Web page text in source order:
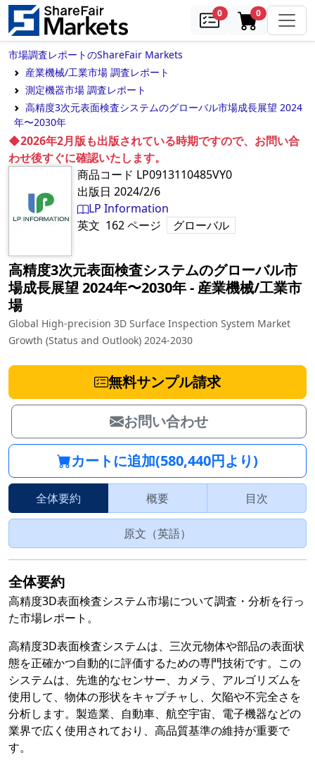
0samples0in cart
市場調査レポートのShareFair Markets
産業機械/工業市場 調査レポート
測定機器市場 調査レポート
高精度3次元表面検査システムのグローバル市場成長展望 2024
年〜2030年
◆2026年2月版も出版されている時期ですので、お問い合
わせ後すぐに確認いたします。
商品コード LP0913110485VY0
出版日 2024/2/6
LP Information
英文 162ページ グローバル
高精度3次元表面検査システムのグローバル市
場成長展望 2024年〜2030年‐ 産業機械/工業市
場
Global High-precision 3D Surface Inspection System Market
Growth (Status and Outlook) 2024-2030
無料サンプル請求
お問い合わせ
カートに追加(580,440円より)
全体要約 概要 目次
原文（英語）
全体要約
高精度3D表面検査システム市場について調査・分析を行っ
た市場レポート。
高精度3D表面検査システムは、三次元物体や部品の表面状
態を正確かつ自動的に評価するための専門技術です。この
システムは、先進的なセンサー、カメラ、アルゴリズムを
使用して、物体の形状をキャプチャし、欠陥や不完全さを
分析します。製造業、自動車、航空宇宙、電子機器などの
業界で広く使用されており、高品質基準の維持が重要で
す。